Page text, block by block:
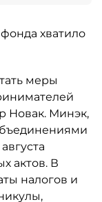
хватило
меры
Новак. Минэк,
актов. В
налогов и